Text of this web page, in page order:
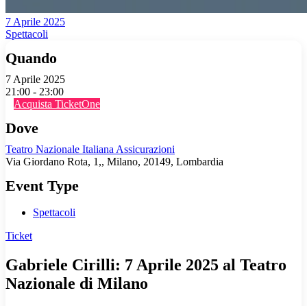
7 Aprile 2025
Spettacoli
Quando
7 Aprile 2025
21:00 - 23:00
Acquista TicketOne
Dove
Teatro Nazionale Italiana Assicurazioni
Via Giordano Rota, 1,, Milano, 20149, Lombardia
Event Type
Spettacoli
Ticket
Gabriele Cirilli: 7 Aprile 2025 al Teatro
Nazionale di Milano